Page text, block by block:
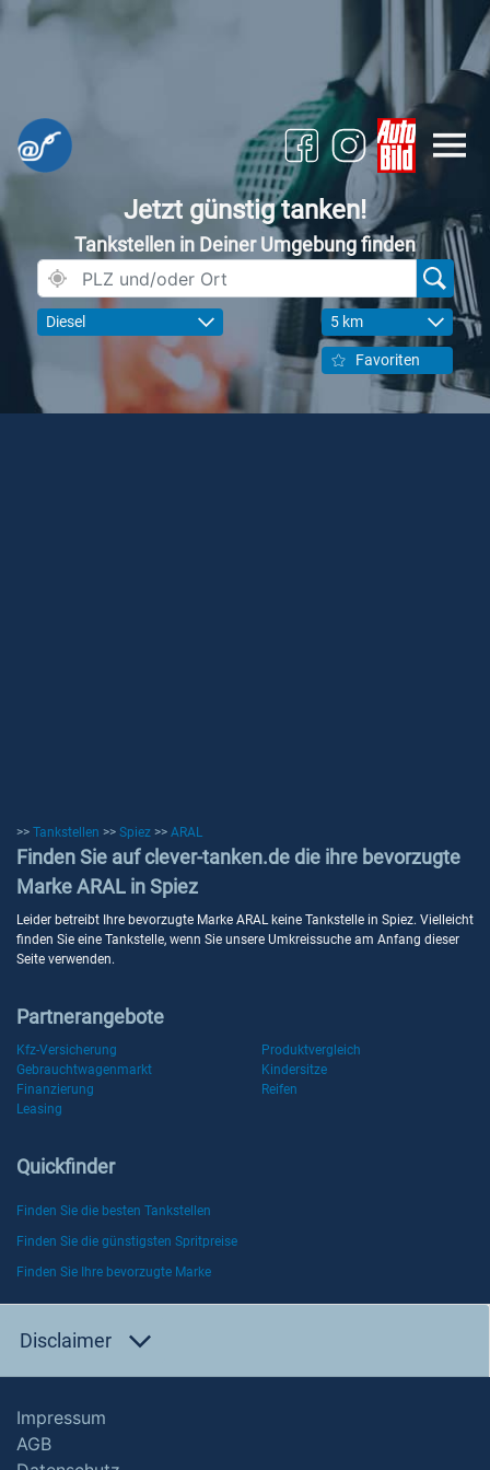
Jetzt günstig tanken!
Tankstellen in Deiner Umgebung finden
Diesel 5 km
Favoriten
>> Tankstellen >> Spiez >> ARAL
Finden Sie auf clever-tanken.de die ihre bevorzugte
Marke ARAL in Spiez
Leider betreibt Ihre bevorzugte Marke ARAL keine Tankstelle in Spiez. Vielleicht
finden Sie eine Tankstelle, wenn Sie unsere Umkreissuche am Anfang dieser
Seite verwenden.
Partnerangebote
Kfz-Versicherung
Produktvergleich
Gebrauchtwagenmarkt
Kindersitze
Finanzierung
Reifen
Leasing
Quickfinder
Finden Sie die besten Tankstellen
Finden Sie die günstigsten Spritpreise
Finden Sie Ihre bevorzugte Marke
Disclaimer
Impressum
AGB